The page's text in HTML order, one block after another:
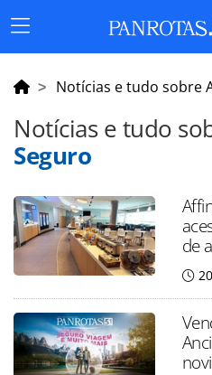
Menu
Principal
Notícias e tudo sobre
Notícias e tudo
Seguro
de